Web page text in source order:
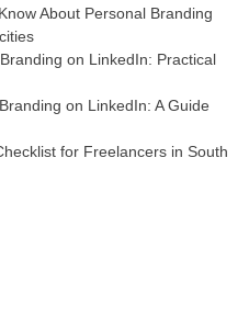
About Personal Branding
on LinkedIn: Practical
on LinkedIn: A Guide
for Freelancers in South